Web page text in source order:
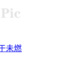
未燃